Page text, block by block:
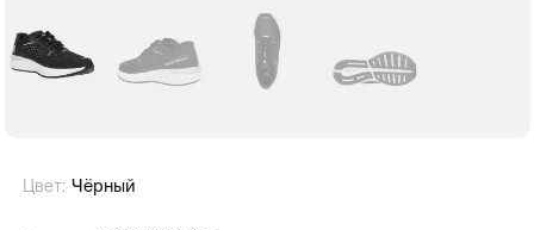
Цвет: Чёрный